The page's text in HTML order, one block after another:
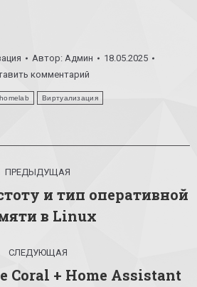
Автор: Админ
18.05.2025
комментарий
homelab Виртуализация
ПРЕДЫДУЩАЯ
Предыдущая
запись:
и тип оперативной
в Linux
СЛЕДУЮЩАЯ
Следующая
Coral + Home Assistant